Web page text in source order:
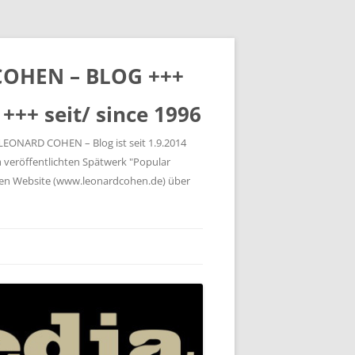
– BLOG +++
seit/ since 1996
COHEN – Blog ist seit 1.9.2014
veröffentlichten Spätwerk "Popular
Website (www.leonardcohen.de) über